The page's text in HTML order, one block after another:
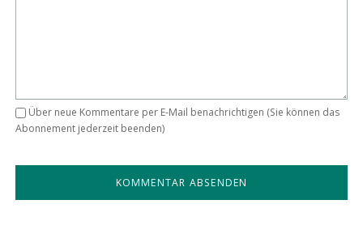
Über neue Kommentare per E-Mail benachrichtigen (Sie können das
Abonnement jederzeit beenden)
KOMMENTAR ABSENDEN